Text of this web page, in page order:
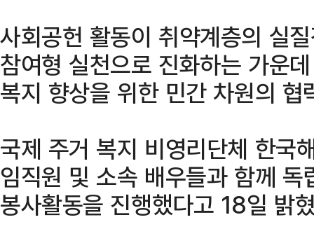
사회공헌 활동이 취약계층의 실
참여형 실천으로 진화하는 가운
복지 향상을 위한 민간 차원의 협
국제 주거 복지 비영리단체 한국
임직원 및 소속 배우들과 함께
봉사활동을 진행했다고 18일 밝